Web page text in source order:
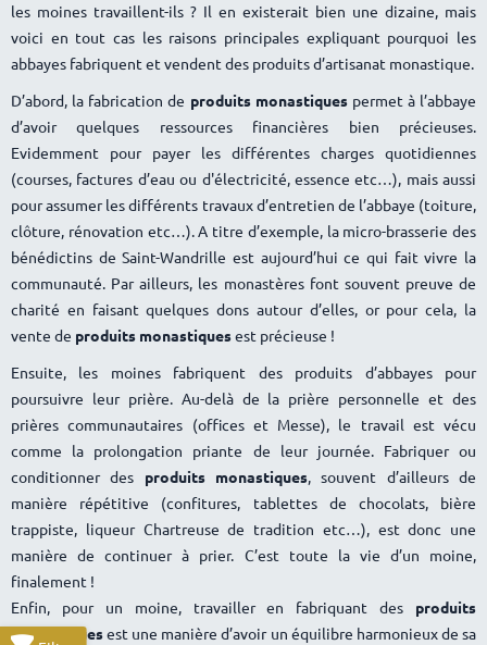
les moines travaillent-ils ? Il en existerait bien une dizaine, mais
voici en tout cas les raisons principales expliquant pourquoi les
abbayes fabriquent et vendent des produits d’artisanat monastique.
D’abord, la fabrication de produits monastiquespermet à l’abbaye
d’avoir quelques ressources financières bien précieuses.
Evidemment pour payer les différentes charges quotidiennes
(courses, factures d’eau ou d'électricité, essence etc…), mais aussi
pour assumer les différents travaux d’entretien de l’abbaye (toiture,
clôture, rénovation etc…). A titre d’exemple, la micro-brasserie des
bénédictins de Saint-Wandrille est aujourd’hui ce qui fait vivre la
communauté. Par ailleurs, les monastères font souvent preuve de
charité en faisant quelques dons autour d’elles, or pour cela, la
vente de produits monastiquesest précieuse !
Ensuite, les moines fabriquent des produits d’abbayes pour
poursuivre leur prière. Au-delà de la prière personnelle et des
prières communautaires (offices et Messe), le travail est vécu
comme la prolongation priante de leur journée. Fabriquer ou
conditionner des produits monastiques, souvent d’ailleurs de
manière répétitive (confitures, tablettes de chocolats, bière
trappiste, liqueur Chartreuse de tradition etc…), est donc une
manière de continuer à prier. C’est toute la vie d’un moine,
finalement !
Enfin, pour un moine, travailler en fabriquant des produits
monastiquesest une manière d’avoir un équilibre harmonieux de sa